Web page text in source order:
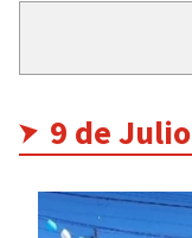
9 de Julio